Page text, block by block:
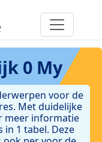
0 My
voor de
Met duidelijke
meer informatie
in 1 tabel. Deze